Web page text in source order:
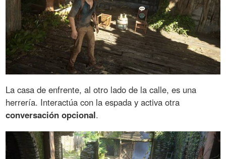
La casa de enfrente, al otro lado de la calle, es una
herrería. Interactúa con la espada y activa otra
conversación opcional.